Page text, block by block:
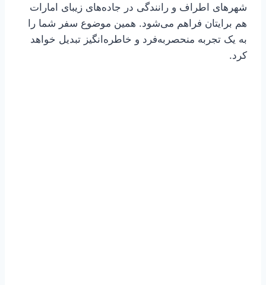
شهرهای اطراف و رانندگی در جاده‌های زیبای امارات
هم برایتان فراهم می‌شود. همین موضوع سفر شما را
به یک تجربه‌ منحصربه‌فرد و خاطره‌انگیز تبدیل خواهد
کرد.